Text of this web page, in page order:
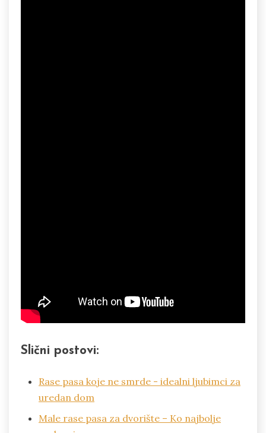
Slični postovi:
Rase pasa koje ne smrde - idealni ljubimci za
uredan dom
Male rase pasa za dvorište – Ko najbolje